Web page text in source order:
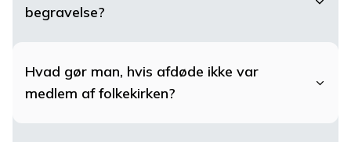
begravelse?
Hvad gør man, hvis afdøde ikke var
medlem af folkekirken?